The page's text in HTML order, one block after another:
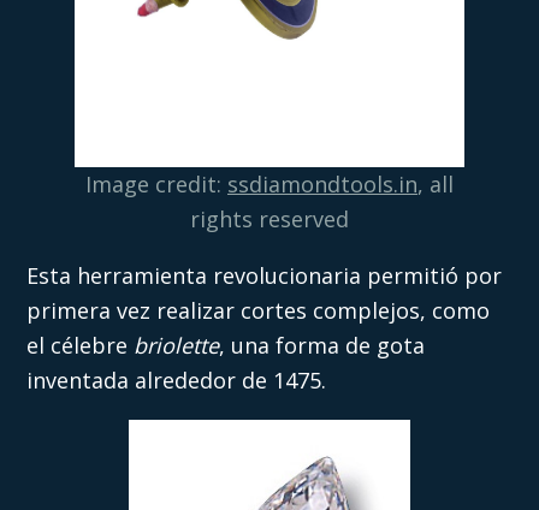
Image credit: ssdiamondtools.in, all
rights reserved
Esta herramienta revolucionaria permitió por
primera vez realizar cortes complejos, como
el célebre briolette, una forma de gota
inventada alrededor de 1475.